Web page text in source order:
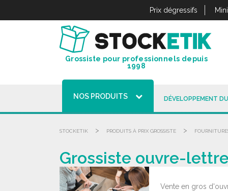
Prix dégressifs
Grossiste pour professionnels depuis
1998
NOS PRODUITS DÉVELOPPEMENT
STOCKETIK > PRODUITS À PRIX GROSSISTE >
Grossiste ouvre-
Vente en gros